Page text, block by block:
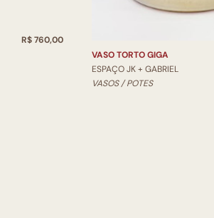
R$ 760,00
VASO TORTO GIGA
ESPAÇO JK + GABRIEL
VASOS / POTES